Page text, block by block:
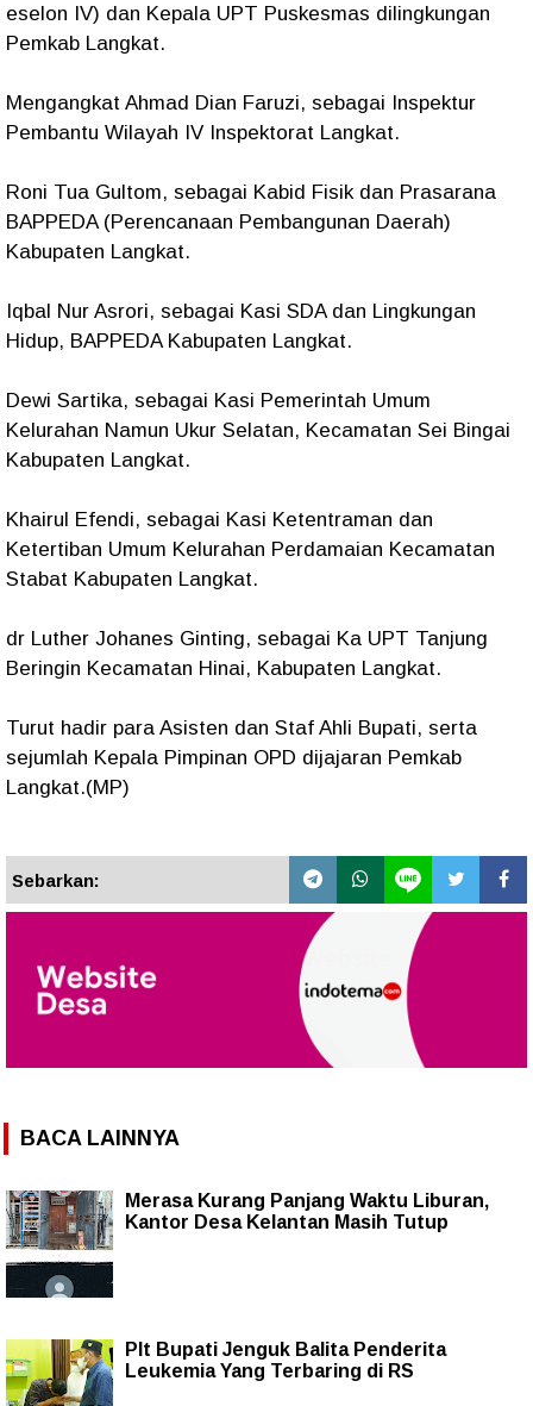
eselon IV) dan Kepala UPT Puskesmas dilingkungan
Pemkab Langkat.
Mengangkat Ahmad Dian Faruzi, sebagai Inspektur
Pembantu Wilayah IV Inspektorat Langkat.
Roni Tua Gultom, sebagai Kabid Fisik dan Prasarana
BAPPEDA (Perencanaan Pembangunan Daerah)
Kabupaten Langkat.
Iqbal Nur Asrori, sebagai Kasi SDA dan Lingkungan
Hidup, BAPPEDA Kabupaten Langkat.
Dewi Sartika, sebagai Kasi Pemerintah Umum
Kelurahan Namun Ukur Selatan, Kecamatan Sei Bingai
Kabupaten Langkat.
Khairul Efendi, sebagai Kasi Ketentraman dan
Ketertiban Umum Kelurahan Perdamaian Kecamatan
Stabat Kabupaten Langkat.
dr Luther Johanes Ginting, sebagai Ka UPT Tanjung
Beringin Kecamatan Hinai, Kabupaten Langkat.
Turut hadir para Asisten dan Staf Ahli Bupati, serta
sejumlah Kepala Pimpinan OPD dijajaran Pemkab
Langkat.(MP)
Sebarkan:
BACA LAINNYA
Merasa Kurang Panjang Waktu Liburan,
Kantor Desa Kelantan Masih Tutup
Plt Bupati Jenguk Balita Penderita
Leukemia Yang Terbaring di RS